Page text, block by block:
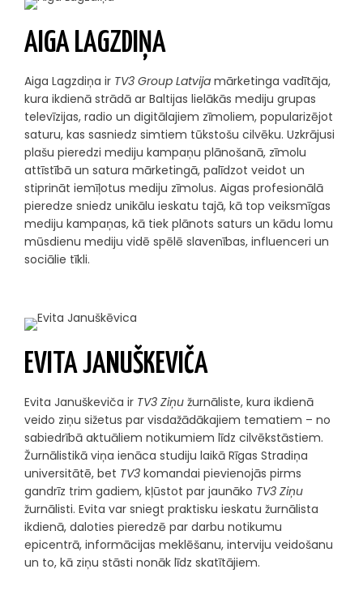
AIGA LAGZDIŅA
Aiga Lagzdiņa ir TV3 Group Latvija mārketinga vadītāja,
kura ikdienā strādā ar Baltijas lielākās mediju grupas
televīzijas, radio un digitālajiem zīmoliem, popularizējot
saturu, kas sasniedz simtiem tūkstošu cilvēku. Uzkrājusi
plašu pieredzi mediju kampaņu plānošanā, zīmolu
attīstībā un satura mārketingā, palīdzot veidot un
stiprināt iemīļotus mediju zīmolus. Aigas profesionālā
pieredze sniedz unikālu ieskatu tajā, kā top veiksmīgas
mediju kampaņas, kā tiek plānots saturs un kādu lomu
mūsdienu mediju vidē spēlē slavenības, influenceri un
sociālie tīkli.
EVITA JANUŠKEVIČA
Evita Januškeviča ir TV3 Ziņu žurnāliste, kura ikdienā
veido ziņu sižetus par visdažādākajiem tematiem – no
sabiedrībā aktuāliem notikumiem līdz cilvēkstāstiem.
Žurnālistikā viņa ienāca studiju laikā Rīgas Stradiņa
universitātē, bet TV3 komandai pievienojās pirms
gandrīz trim gadiem, kļūstot par jaunāko TV3 Ziņu
žurnālisti. Evita var sniegt praktisku ieskatu žurnālista
ikdienā, daloties pieredzē par darbu notikumu
epicentrā, informācijas meklēšanu, interviju veidošanu
un to, kā ziņu stāsti nonāk līdz skatītājiem.